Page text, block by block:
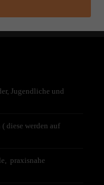
Jugendliche und
diese werden auf
praxisnahe